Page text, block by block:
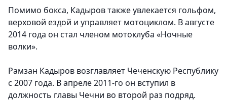
Помимо бокса, Кадыров также увлекается гольфом,
верховой ездой и управляет мотоциклом. В августе
2014 года он стал членом мотоклуба «Ночные
волки».
Рамзан Кадыров возглавляет Чеченскую Республику
с 2007 года. В апреле 2011-го он вступил в
должность главы Чечни во второй раз подряд.